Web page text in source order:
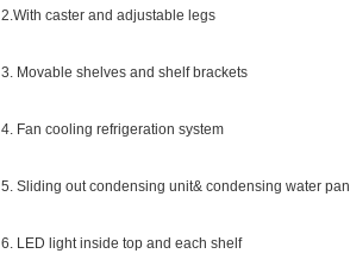
2.With caster and adjustable legs
3. Movable shelves and shelf brackets
4. Fan cooling refrigeration system
5. Sliding out condensing unit& condensing water pan
6. LED light inside top and each shelf